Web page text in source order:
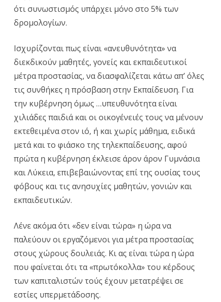
ότι συνωστισμός υπάρχει μόνο στο 5% των
δρομολογίων.
Ισχυρίζονται πως είναι «ανευθυνότητα» να
διεκδικούν μαθητές, γονείς και εκπαιδευτικοί
μέτρα προστασίας, να διασφαλίζεται κάτω απ’ όλες
τις συνθήκες η πρόσβαση στην Εκπαίδευση. Για
την κυβέρνηση όμως …υπευθυνότητα είναι
χιλιάδες παιδιά και οι οικογένειές τους να μένουν
εκτεθειμένα στον ιό, ή και χωρίς μάθημα, ειδικά
μετά και το φιάσκο της τηλεκπαίδευσης, αφού
πρώτα η κυβέρνηση έκλεισε άρον άρον Γυμνάσια
και Λύκεια, επιβεβαιώνοντας επί της ουσίας τους
φόβους και τις ανησυχίες μαθητών, γονιών και
εκπαιδευτικών.
Λένε ακόμα ότι «δεν είναι τώρα» η ώρα να
παλεύουν οι εργαζόμενοι για μέτρα προστασίας
στους χώρους δουλειάς. Κι ας είναι τώρα η ώρα
που φαίνεται ότι τα «πρωτόκολλα» του κέρδους
των καπιταλιστών τούς έχουν μετατρέψει σε
εστίες υπερμετάδοσης.